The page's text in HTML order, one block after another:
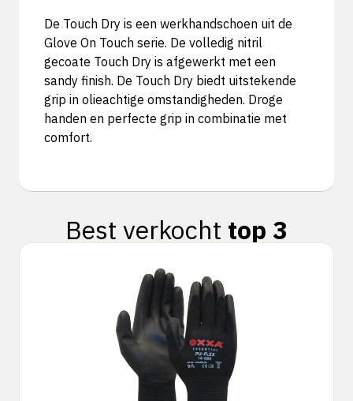
De Touch Dry is een werkhandschoen uit de
Glove On Touch serie. De volledig nitril
gecoate Touch Dry is afgewerkt met een
sandy finish. De Touch Dry biedt uitstekende
grip in olieachtige omstandigheden. Droge
handen en perfecte grip in combinatie met
comfort.
Best verkocht top 3